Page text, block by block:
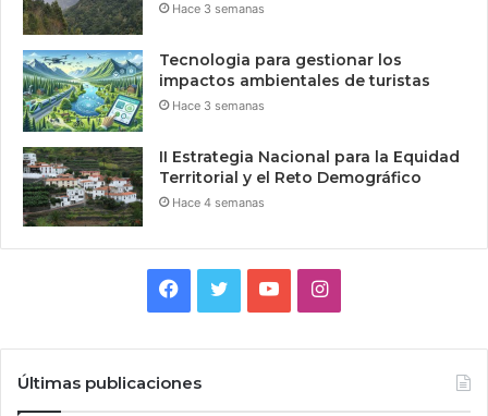
Hace 3 semanas
Tecnologia para gestionar los
impactos ambientales de turistas
Hace 3 semanas
II Estrategia Nacional para la Equidad
Territorial y el Reto Demográfico
Hace 4 semanas
Facebook
TwitterYouTubeInstagram
Últimas publicaciones